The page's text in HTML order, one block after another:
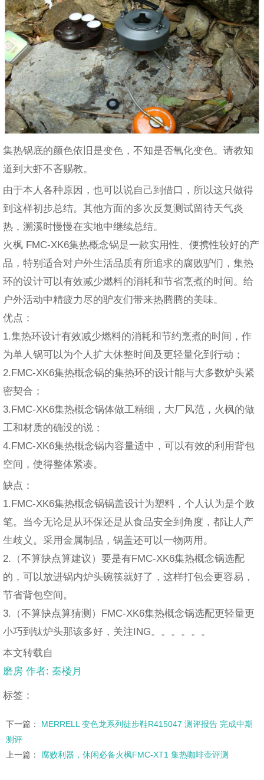
集热锅底的颜色依旧是变色，不知是否氧化变色。请教知
道到大虾不吝赐教。
由于本人各种原因，也可以说自己到借口，所以这只做得
到这样初步总结。其他方面的多次反复测试留待天气炎
热，溯溪时慢慢在实地中继续总结。
火枫 FMC-XK6集热概念锅是一款实用性、便携性较好的产
品，特别适合对户外生活品质有所追求的腐败驴们，集热
环的设计可以有效减少燃料的消耗和节省烹煮的时间。给
户外活动中精疲力尽的驴友们带来热腾腾的美味。
优点：
1.集热环设计有效减少燃料的消耗和节约烹煮的时间，作
为单人锅可以为个人扩大休整时间及更轻量化到行动；
2.FMC-XK6集热概念锅的集热环的设计能与大多数炉头紧
密契合；
3.FMC-XK6集热概念锅体做工精细，大厂风范，火枫的做
工和材质的确没的说；
4.FMC-XK6集热概念锅内容量适中，可以有效的利用背包
空间，使得整体紧凑。
缺点：
1.FMC-XK6集热概念锅锅盖设计为塑料，个人认为是个败
笔。当今无论是从环保还是从食品安全到角度，都让人产
生歧义。采用金属制品，锅盖还可以一物两用。
2.（不算缺点算建议）要是有FMC-XK6集热概念锅选配
的，可以放进锅内炉头碗筷就好了，这样打包会更容易，
节省背包空间。
3.（不算缺点算猜测）FMC-XK6集热概念锅选配更轻量更
小巧到钛炉头那该多好，关注ING。。。。。。
本文转载自
磨房 作者: 秦楼月
标签：
下一篇： MERRELL 变色龙系列徒步鞋R415047 测评报告 完成中期
测评
上一篇： 腐败利器，休闲必备火枫FMC-XT1 集热咖啡壶评测